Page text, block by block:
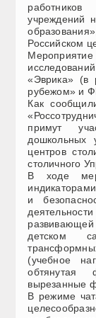
учреждений
Российском
«Эврика» (в
рубежом» и
Как
примут
дошкольных
центров
столичного
В ходе
и
детском
(учебное
обтянутая
вырезанные
В режиме